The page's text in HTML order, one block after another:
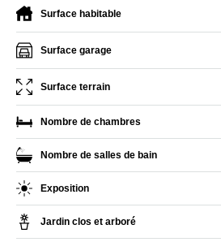
Surface habitable
Surface garage
Surface terrain
Nombre de chambres
Nombre de salles de bain
Exposition
Jardin clos et arboré